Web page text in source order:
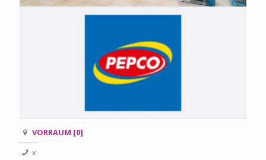
VORRAUM [0]
x